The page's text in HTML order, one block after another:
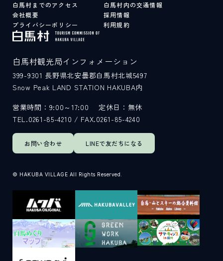
白馬村までのアクセス
白馬村内の交通情報
会社概要
採用情報
プライバシーポリシー
利用規約
お問い合わせ LINEで友だちになる
白馬村観光局インフォメーション
399-9301 長野県北安曇郡白馬村北城5497
Snow Peak LAND STATION HAKUBA内
営業時間：9:00～17:00
定休日：無休
TEL.0261-85-4210 / FAX.0261-85-4240
© HAKUBA VILLAGE All Rights Reserved.